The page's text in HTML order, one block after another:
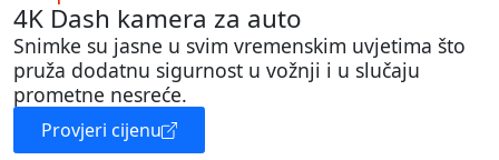
4K Dash kamera za auto
Snimke su jasne u svim vremenskim uvjetima što
pruža dodatnu sigurnost u vožnji i u slučaju
prometne nesreće.
Provjeri cijenu